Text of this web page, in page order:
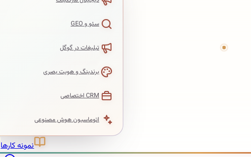
سئو و GEO
تبلیغات در گوگل
برندینگ و هویت بصری
CRM اختصاصی
اتوماسیون هوش مصنوعی
نمونه کارها